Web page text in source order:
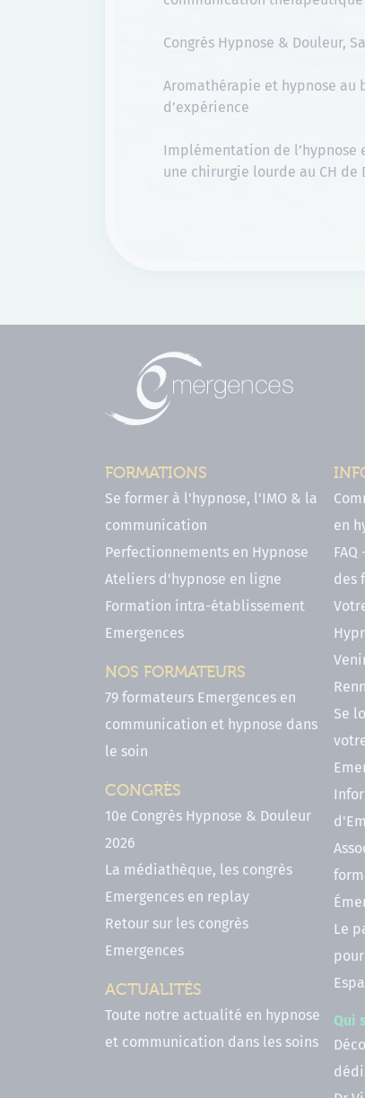
Congrès Hypnose & Douleur,
Aromathérapie et hypnose au
d’expérience
Implémentation de
une chirurgie lourde au CH de
FORMATIONS
Se former à l'hypnose, l'IMO & la
communication
Perfectionnements en Hypnose
Ateliers d'hypnose en ligne
Formation intra-établissement
Emergences
NOS FORMATEURS
79 formateurs Emergences en
communication et hypnose dans
le soin
CONGRÈS
10e Congrès Hypnose & Douleur
2026
La médiathèque, les congrès
Emergences en replay
Retour sur les congrès
Emergences
ACTUALITÉS
Toute notre actualité en hypnose
et communication dans les soins
en
des
Se
Le
Qui